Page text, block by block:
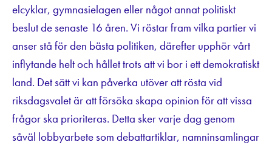
elcyklar, gymnasielagen eller något annat politiskt
beslut de senaste 16 åren. Vi röstar fram vilka partier vi
anser stå för den bästa politiken, därefter upphör vårt
inflytande helt och hållet trots att vi bor i ett demokratiskt
land. Det sätt vi kan påverka utöver att rösta vid
riksdagsvalet är att försöka skapa opinion för att vissa
frågor ska prioriteras. Detta sker varje dag genom
såväl lobbyarbete som debattartiklar, namninsamlingar